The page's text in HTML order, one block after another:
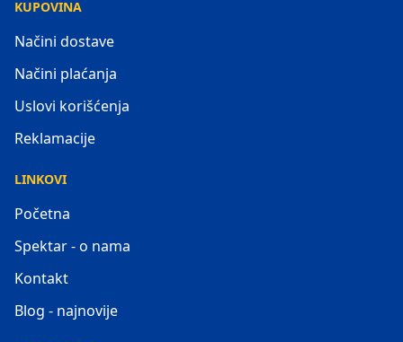
KUPOVINA
Načini dostave
Načini plaćanja
Uslovi korišćenja
Reklamacije
LINKOVI
Početna
Spektar - o nama
Kontakt
Blog - najnovije